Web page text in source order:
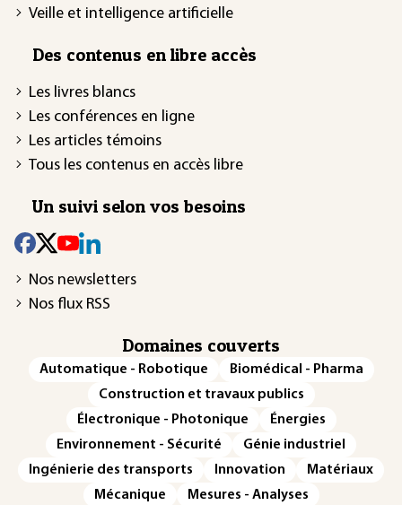
Veille et intelligence artificielle
Des contenus en libre accès
Les livres blancs
Les conférences en ligne
Les articles témoins
Tous les contenus en accès libre
Un suivi selon vos besoins
Nos newsletters
Nos flux RSS
Domaines couverts
Automatique - Robotique
Biomédical - Pharma
Construction et travaux publics
Électronique - Photonique
Énergies
Environnement - Sécurité
Génie industriel
Ingénierie des transports
Innovation
Matériaux
Mécanique
Mesures - Analyses